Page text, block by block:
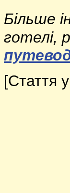
Більше
готелі,
[Стаття